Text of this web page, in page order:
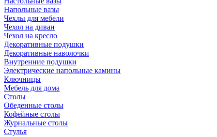
Напольные вазы
Чехлы для мебели
Чехол на диван
Чехол на кресло
Декоративные подушки
Декоративные наволочки
Внутренние подушки
Электрические напольные камины
Ключницы
Мебель для дома
Столы
Обеденные столы
Кофейные столы
Журнальные столы
Стулья